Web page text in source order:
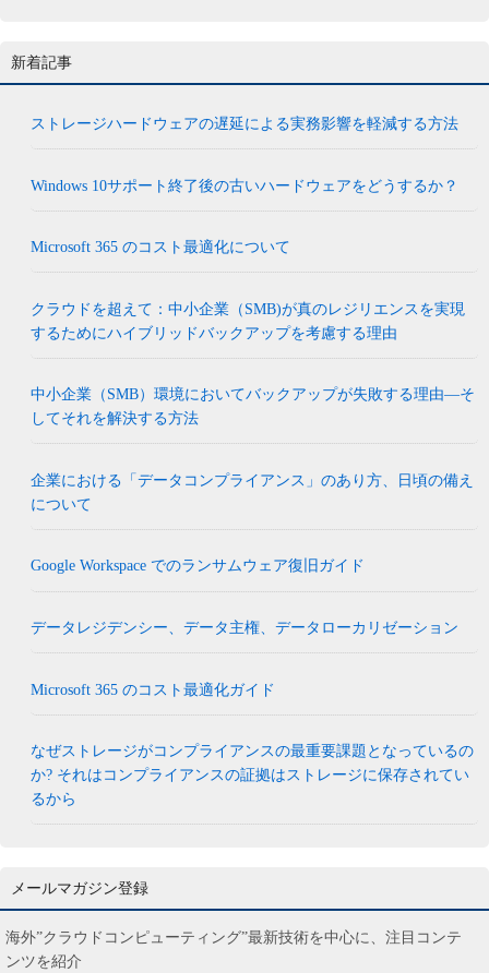
新着記事
ストレージハードウェアの遅延による実務影響を軽減する方法
Windows 10サポート終了後の古いハードウェアをどうするか？
Microsoft 365 のコスト最適化について
クラウドを超えて：中小企業（SMB)が真のレジリエンスを実現
するためにハイブリッドバックアップを考慮する理由
中小企業（SMB）環境においてバックアップが失敗する理由―そ
してそれを解決する方法
企業における「データコンプライアンス」のあり方、日頃の備え
について
Google Workspace でのランサムウェア復旧ガイド
データレジデンシー、データ主権、データローカリゼーション
Microsoft 365 のコスト最適化ガイド
なぜストレージがコンプライアンスの最重要課題となっているの
か? それはコンプライアンスの証拠はストレージに保存されてい
るから
メールマガジン登録
海外”クラウドコンピューティング”最新技術を中心に、注目コンテ
ンツを紹介